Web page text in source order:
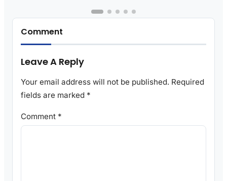
Comment
Leave A Reply
Your email address will not be published. Required
fields are marked *
Comment *